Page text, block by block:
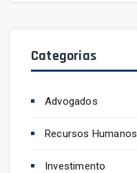
Categorias
Advogados
Recursos Humanos
Investimento